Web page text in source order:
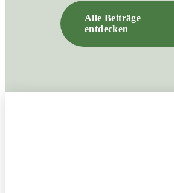
Alle Beiträge
entdecken